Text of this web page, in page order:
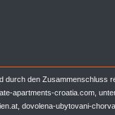
durch den Zusammenschluss
apartments-croatia.com,
dovolena-ubytovani-